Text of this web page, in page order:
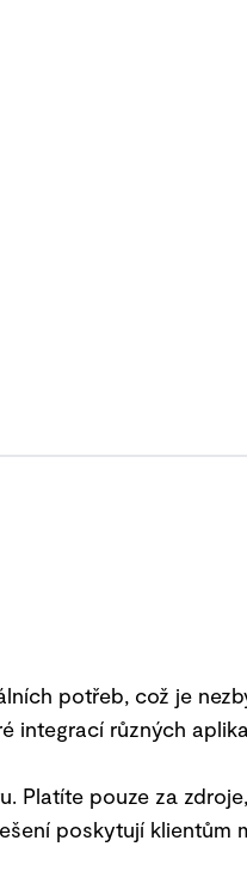
potřeb, což je
integrací různých
Platíte pouze za
poskytují klientům